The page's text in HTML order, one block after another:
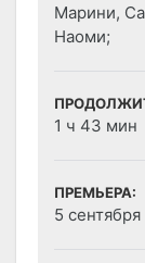
Марини,
Наоми;
1 ч 43 мин
ПРЕМЬЕРА:
5